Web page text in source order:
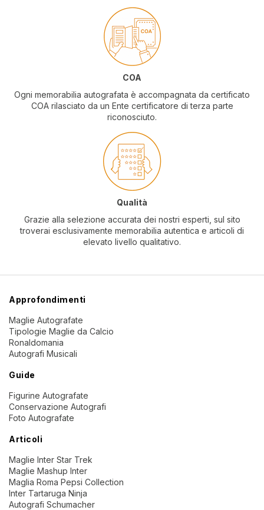
COA
Ogni memorabilia autografata è accompagnata da certificato
COA rilasciato da un Ente certificatore di terza parte
riconosciuto.
Qualità
Grazie alla selezione accurata dei nostri esperti, sul sito
troverai esclusivamente memorabilia autentica e articoli di
elevato livello qualitativo.
Approfondimenti
Maglie Autografate
Tipologie Maglie da Calcio
Ronaldomania
Autografi Musicali
Guide
Figurine Autografate
Conservazione Autografi
Foto Autografate
Articoli
Maglie Inter Star Trek
Maglie Mashup Inter
Maglia Roma Pepsi Collection
Inter Tartaruga Ninja
Autografi Schumacher